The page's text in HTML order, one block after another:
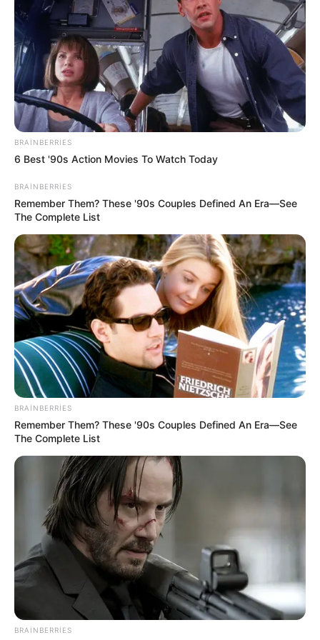
İndoneziya sahillərindəzəlzələ oldu
06 Avqust 2026, 00:51
Digər xəbərlər
BRAINBERRIES
6 Best '90s Action Movies To Watch Today
BRAINBERRIES
Remember Them? These '90s Couples Defined An Era—See
The Complete List
BRAINBERRIES
Remember Them? These '90s Couples Defined An Era—See
The Complete List
BRAINBERRIES